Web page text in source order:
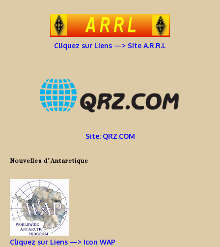
Cliquez sur Liens —> Site A.R.R.L
Site: QRZ.COM
Nouvelles d’Antarctique
Cliquez sur Liens —> Icon WAP